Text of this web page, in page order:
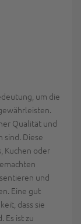
um die
Qualität und
sind. Diese
Kuchen oder
und
Eine gut
dass sie
Es ist zu